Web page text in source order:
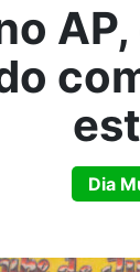
Dia